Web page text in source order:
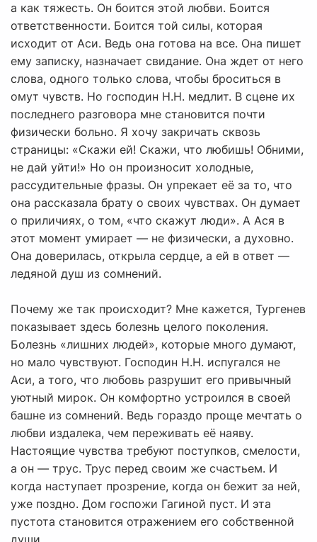
а как тяжесть. Он боится этой любви. Боится
ответственности. Боится той силы, которая
исходит от Аси. Ведь она готова на все. Она пишет
ему записку, назначает свидание. Она ждет от него
слова, одного только слова, чтобы броситься в
омут чувств. Но господин Н.Н. медлит. В сцене их
последнего разговора мне становится почти
физически больно. Я хочу закричать сквозь
страницы: «Скажи ей! Скажи, что любишь! Обними,
не дай уйти!» Но он произносит холодные,
рассудительные фразы. Он упрекает её за то, что
она рассказала брату о своих чувствах. Он думает
о приличиях, о том, «что скажут люди». А Ася в
этот момент умирает — не физически, а духовно.
Она доверилась, открыла сердце, а ей в ответ —
ледяной душ из сомнений.
Почему же так происходит? Мне кажется, Тургенев
показывает здесь болезнь целого поколения.
Болезнь «лишних людей», которые много думают,
но мало чувствуют. Господин Н.Н. испугался не
Аси, а того, что любовь разрушит его привычный
уютный мирок. Он комфортно устроился в своей
башне из сомнений. Ведь гораздо проще мечтать о
любви издалека, чем переживать её наяву.
Настоящие чувства требуют поступков, смелости,
а он — трус. Трус перед своим же счастьем. И
когда наступает прозрение, когда он бежит за ней,
уже поздно. Дом госпожи Гагиной пуст. И эта
пустота становится отражением его собственной